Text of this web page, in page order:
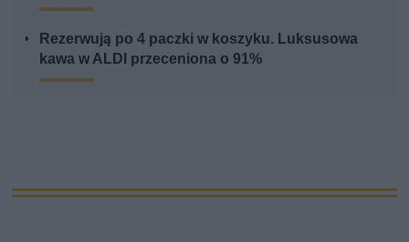
Rezerwują po 4 paczki w koszyku. Luksusowa
kawa w ALDI przeceniona o 91%